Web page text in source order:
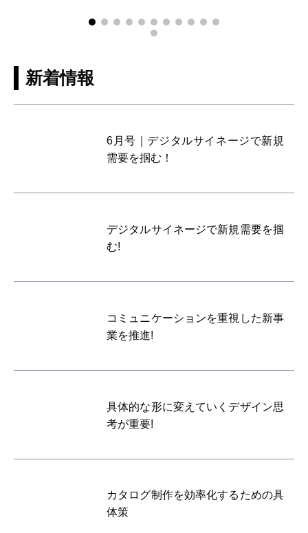
新着情報
6月号｜デジタルサイネージで新規
需要を掴む！
デジタルサイネージで新規需要を掴
む!
コミュニケーションを重視した新事
業を推進!
具体的な形に変えていくデザイン思
考が重要!
カタログ制作を効率化するための具
体策